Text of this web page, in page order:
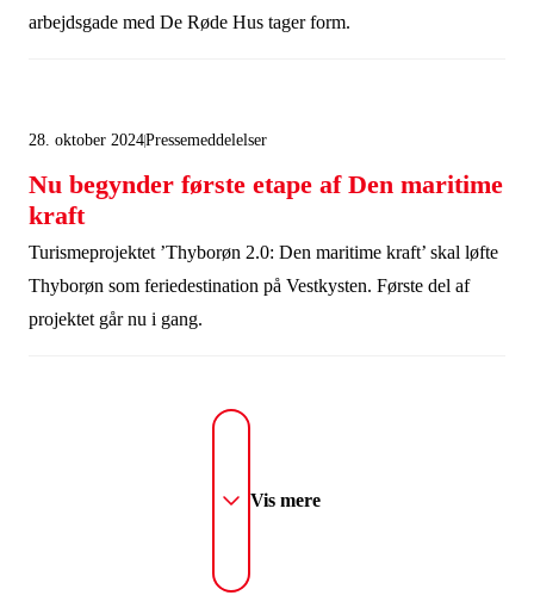
arbejdsgade med De Røde Hus tager form.
28. oktober 2024Pressemeddelelser
Nu begynder første etape af Den maritime
kraft
Turismeprojektet ’Thyborøn 2.0: Den maritime kraft’ skal løfte
Thyborøn som feriedestination på Vestkysten. Første del af
projektet går nu i gang.
Vis mere